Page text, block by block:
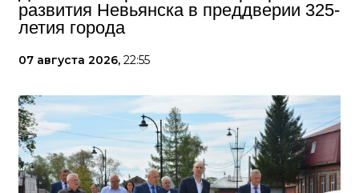
развития Невьянска в преддверии 325-
летия города
07 августа 2026, 22:55